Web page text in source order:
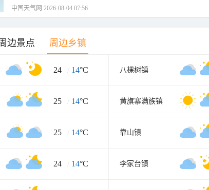
中国天气网 2026-08-04 07:56
边景点 周边乡镇
24 / 14°C 八棵树镇
25 / 14°C 黄旗寨满族镇
25 / 14°C 靠山镇
24 / 14°C 李家台镇